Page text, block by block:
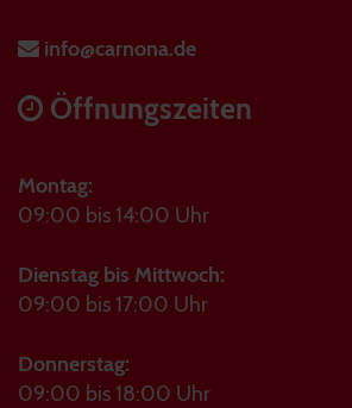
info@carnona.de
Öffnungszeiten
Montag:
09:00 bis 14:00 Uhr
Dienstag bis Mittwoch:
09:00 bis 17:00 Uhr
Donnerstag:
09:00 bis 18:00 Uhr